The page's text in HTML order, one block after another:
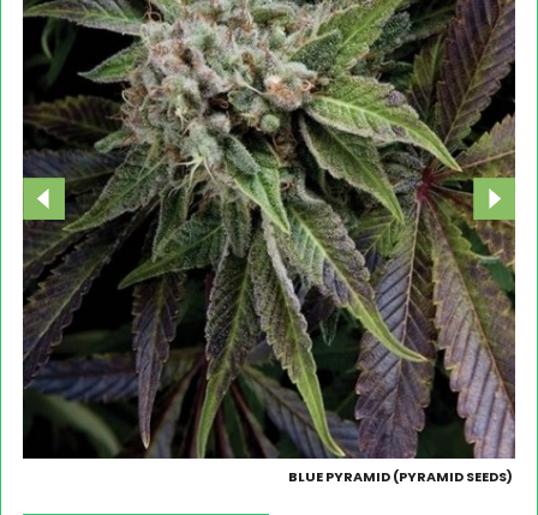
BLUE PYRAMID (PYRAMID SEEDS)